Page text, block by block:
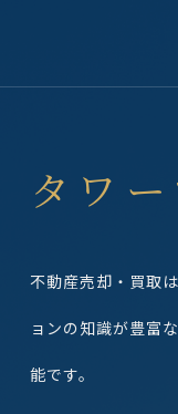
タワ
不動産売却・買取
ョンの知識が豊富
能です。